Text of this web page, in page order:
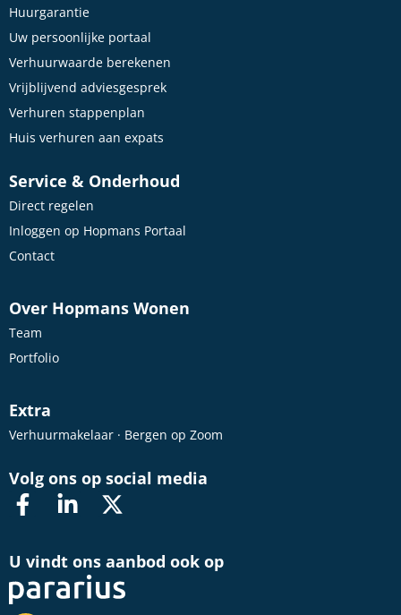
Huurgarantie
Uw persoonlijke portaal
Verhuurwaarde berekenen
Vrijblijvend adviesgesprek
Verhuren stappenplan
Huis verhuren aan expats
Service & Onderhoud
Direct regelen
Inloggen op Hopmans Portaal
Contact
Over Hopmans Wonen
Team
Portfolio
Extra
Verhuurmakelaar · Bergen op Zoom
Volg ons op social media
U vindt ons aanbod ook op